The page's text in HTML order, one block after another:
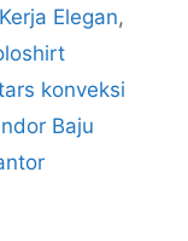
Elegan,
konveksi
Baju